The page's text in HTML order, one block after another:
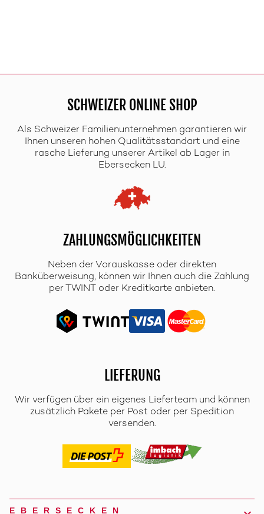
SCHWEIZER ONLINE SHOP
Als Schweizer Familienunternehmen garantieren wir
Ihnen unseren hohen Qualitätsstandart und eine
rasche Lieferung unserer Artikel ab Lager in
Ebersecken LU.
ZAHLUNGSMÖGLICHKEITEN
Neben der Vorauskasse oder direkten
Banküberweisung, können wir Ihnen auch die Zahlung
per TWINT oder Kreditkarte anbieten.
LIEFERUNG
Wir verfügen über ein eigenes Lieferteam und können
zusätzlich Pakete per Post oder per Spedition
versenden.
EBERSECKEN